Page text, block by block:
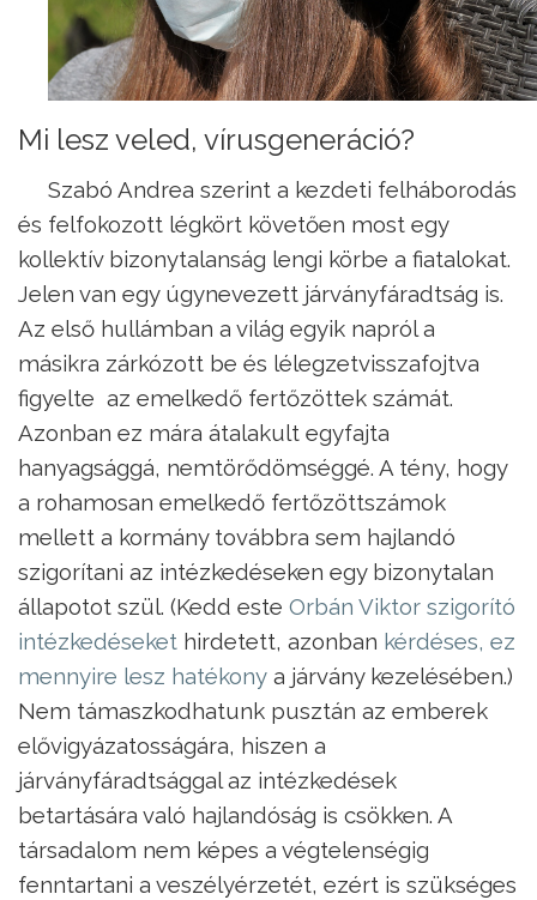
Mi lesz veled, vírusgeneráció?
Szabó Andrea szerint a kezdeti felháborodás
és felfokozott légkört követően most egy
kollektív bizonytalanság lengi körbe a fiatalokat.
Jelen van egy úgynevezett járványfáradtság is.
Az első hullámban a világ egyik napról a
másikra zárkózott be és lélegzetvisszafojtva
figyelte az emelkedő fertőzöttek számát.
Azonban ez mára átalakult egyfajta
hanyagsággá, nemtörődömséggé. A tény, hogy
a rohamosan emelkedő fertőzöttszámok
mellett a kormány továbbra sem hajlandó
szigorítani az intézkedéseken egy bizonytalan
állapotot szül. (Kedd este Orbán Viktor szigorító
intézkedéseket hirdetett, azonban kérdéses, ez
mennyire lesz hatékony a járvány kezelésében.)
Nem támaszkodhatunk pusztán az emberek
elővigyázatosságára, hiszen a
járványfáradtsággal az intézkedések
betartására való hajlandóság is csökken. A
társadalom nem képes a végtelenségig
fenntartani a veszélyérzetét, ezért is szükséges